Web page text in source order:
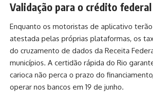
Validação para o crédito federal
Enquanto os motoristas de aplicativo
atestada pelas próprias plataformas, os
do cruzamento de dados da Receita
municípios. A certidão rápida do Rio
carioca não perca o prazo do
operar nos bancos em 19 de junho.